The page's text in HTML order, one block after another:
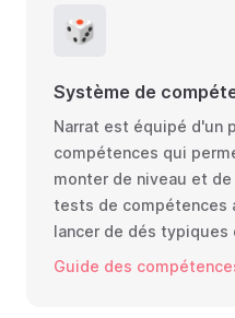
🎲
Système de
Narrat est équipé d'un
compétences qui
monter de niveau et
tests de compétences
lancer de dés typiques
Guide des